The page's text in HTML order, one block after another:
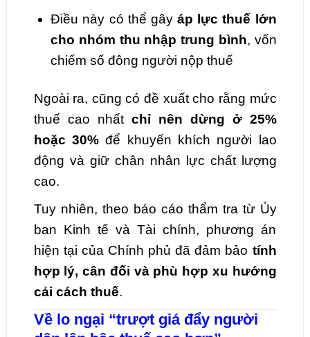
Điều này có thể gâyáp lực thuế lớn
cho nhóm thu nhập trung bình, vốn
chiếm số đông người nộp thuế
Ngoài ra, cũng có đề xuất cho rằng mức
thuế cao nhất chỉ nên dừng ở 25%
hoặc 30%để khuyến khích người lao
động và giữ chân nhân lực chất lượng
cao.
Tuy nhiên, theo báo cáo thẩm tra từ Ủy
ban Kinh tế và Tài chính, phương án
hiện tại của Chính phủ đã đảm bảo tính
hợp lý, cân đối và phù hợp xu hướng
cải cách thuế.
Về lo ngại “trượt giá đẩy người